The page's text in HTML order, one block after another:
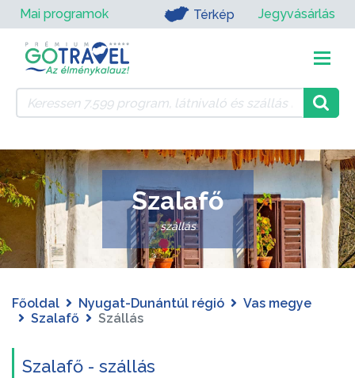
Mai programok Térkép Jegyvásárlás
Szalafő
szállás
Főoldal Nyugat-Dunántúl régió
Vas megye
Szalafő
Szállás
Szalafő - szállás